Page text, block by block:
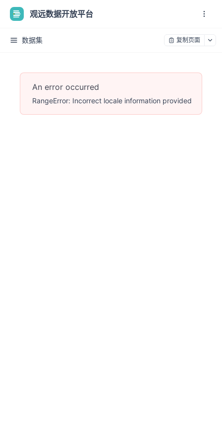
观远数据开放平台
数据集 复制页面
An error occurred
RangeError: Incorrect locale information provided